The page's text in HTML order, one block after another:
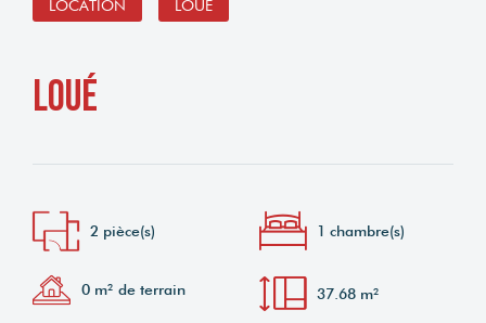
LOCATION LOUÉ
loué
2 pièce(s) 1 chambre(s)
0 m² de terrain 37.68 m²